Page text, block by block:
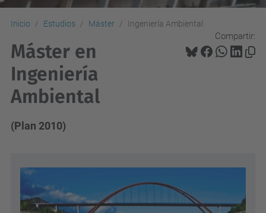
Inicio Estudios Máster Ingeniería Ambiental
Compartir:
Máster en
Ingeniería
Ambiental
(Plan 2010)